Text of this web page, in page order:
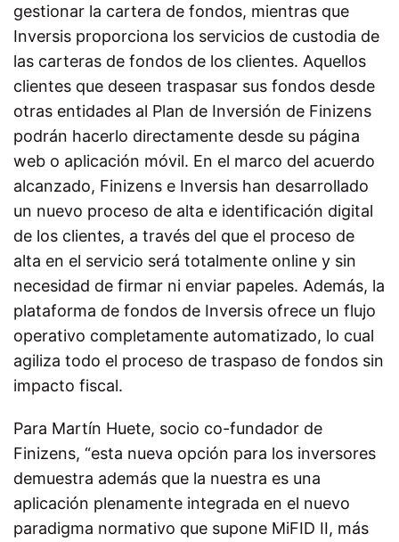
gestionar la cartera de fondos, mientras que
Inversis proporciona los servicios de custodia de
las carteras de fondos de los clientes. Aquellos
clientes que deseen traspasar sus fondos desde
otras entidades al Plan de Inversión de Finizens
podrán hacerlo directamente desde su página
web o aplicación móvil. En el marco del acuerdo
alcanzado, Finizens e Inversis han desarrollado
un nuevo proceso de alta e identificación digital
de los clientes, a través del que el proceso de
alta en el servicio será totalmente online y sin
necesidad de firmar ni enviar papeles. Además, la
plataforma de fondos de Inversis ofrece un flujo
operativo completamente automatizado, lo cual
agiliza todo el proceso de traspaso de fondos sin
impacto fiscal.
Para Martín Huete, socio co-fundador de
Finizens, “esta nueva opción para los inversores
demuestra además que la nuestra es una
aplicación plenamente integrada en el nuevo
paradigma normativo que supone MiFID II, más